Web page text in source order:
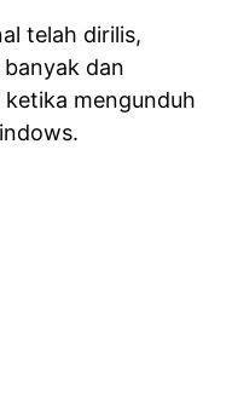
telah dirilis,
dan
ketika mengunduh